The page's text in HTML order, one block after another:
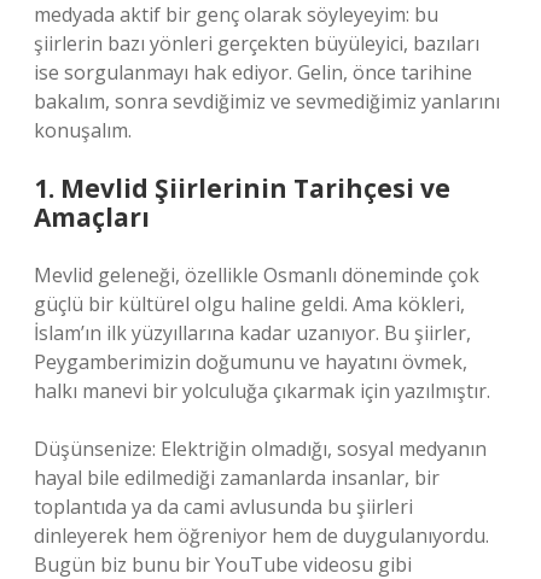
medyada aktif bir genç olarak söyleyeyim: bu
şiirlerin bazı yönleri gerçekten büyüleyici, bazıları
ise sorgulanmayı hak ediyor. Gelin, önce tarihine
bakalım, sonra sevdiğimiz ve sevmediğimiz yanlarını
konuşalım.
1. Mevlid Şiirlerinin Tarihçesi ve
Amaçları
Mevlid geleneği, özellikle Osmanlı döneminde çok
güçlü bir kültürel olgu haline geldi. Ama kökleri,
İslam’ın ilk yüzyıllarına kadar uzanıyor. Bu şiirler,
Peygamberimizin doğumunu ve hayatını övmek,
halkı manevi bir yolculuğa çıkarmak için yazılmıştır.
Düşünsenize: Elektriğin olmadığı, sosyal medyanın
hayal bile edilmediği zamanlarda insanlar, bir
toplantıda ya da cami avlusunda bu şiirleri
dinleyerek hem öğreniyor hem de duygulanıyordu.
Bugün biz bunu bir YouTube videosu gibi